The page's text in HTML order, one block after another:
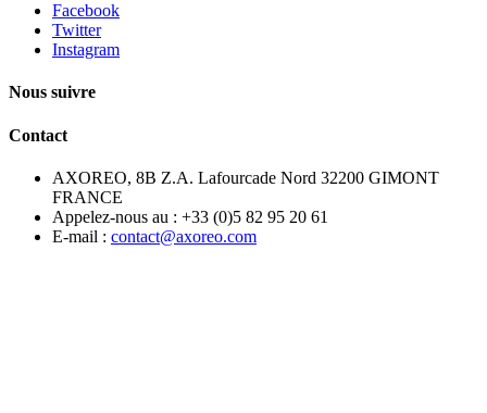
Facebook
Twitter
Instagram
Nous suivre
Contact
AXOREO, 8B Z.A. Lafourcade Nord 32200 GIMONT
FRANCE
Appelez-nous au : +33 (0)5 82 95 20 61
E-mail : contact@axoreo.com